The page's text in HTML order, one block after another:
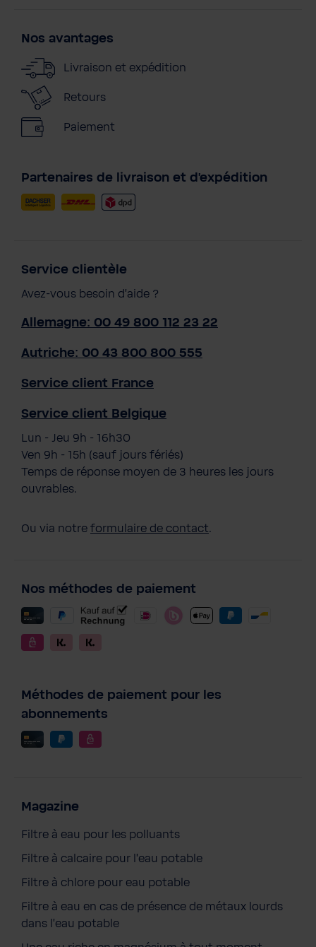
Robot de piscine COSMY 200 BWT
Nos avantages
Livraison et expédition
Retours
Paiement
Partenaires de livraison et d'expédition
Service clientèle
Avez-vous besoin d'aide ?
Allemagne: 00 49 800 112 23 22
Autriche: 00 43 800 800 555
Service client France
Service client Belgique
Lun - Jeu 9h - 16h30
Ven 9h - 15h (sauf jours fériés)
Temps de réponse moyen de 3 heures les jours
ouvrables.
Ou via notre formulaire de contact.
Nos méthodes de paiement
Méthodes de paiement pour les
abonnements
Magazine
Filtre à eau pour les polluants
Filtre à calcaire pour l'eau potable
Filtre à chlore pour eau potable
Filtre à eau en cas de présence de métaux lourds
dans l'eau potable